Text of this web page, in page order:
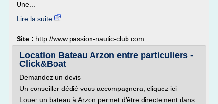
Une...
Lire la suite
Site : http://www.passion-nautic-club.com
Location Bateau Arzon entre particuliers -
Click&Boat
Demandez un devis
Un conseiller dédié vous accompagnera, cliquez ici
Louer un bateau à Arzon permet d'être directement dans